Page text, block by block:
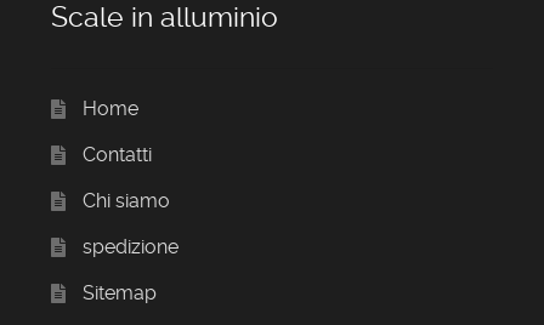
Scale in alluminio
Home
Contatti
Chi siamo
spedizione
Sitemap